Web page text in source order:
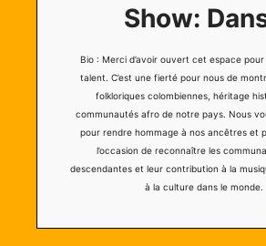
Show:
Bio : Merci d’avoir ouvert cet espace
talent. C’est une fierté pour nous de
folkloriques colombiennes, héritage
communautés afro de notre pays. Nous
pour rendre hommage à nos ancêtres et
l’occasion de reconnaître les
descendantes et leur contribution à la
à la culture dans le monde.